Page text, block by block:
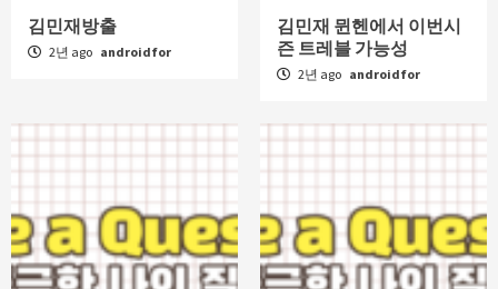
김민재방출
2년 ago androidfor
김민재 뮌헨에서 이번시
즌 트레블 가능성
2년 ago androidfor